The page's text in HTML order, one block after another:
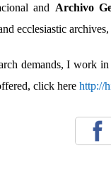
and Archivo
ecclesiastic
demands, I work
click here http://